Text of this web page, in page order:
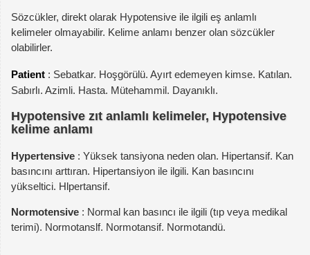
Sözcükler, direkt olarak Hypotensive ile ilgili eş anlamlı
kelimeler olmayabilir. Kelime anlamı benzer olan sözcükler
olabilirler.
Patient : Sebatkar. Hoşgörülü. Ayırt edemeyen kimse. Katılan.
Sabırlı. Azimli. Hasta. Mütehammil. Dayanıklı.
Hypotensive zıt anlamlı kelimeler, Hypotensive
kelime anlamı
Hypertensive : Yüksek tansiyona neden olan. Hipertansif. Kan
basıncını arttıran. Hipertansiyon ile ilgili. Kan basıncını
yükseltici. Hlpertansif.
Normotensive : Normal kan basıncı ile ilgili (tıp veya medikal
terimi). Normotanslf. Normotansif. Normotandü.